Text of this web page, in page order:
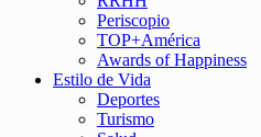
Periscopio
TOP+América
Awards of Happiness
Estilo de Vida
Deportes
Turismo